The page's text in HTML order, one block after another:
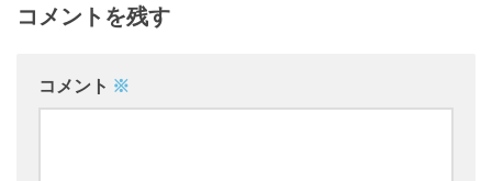
コメントを残す
コメント ※